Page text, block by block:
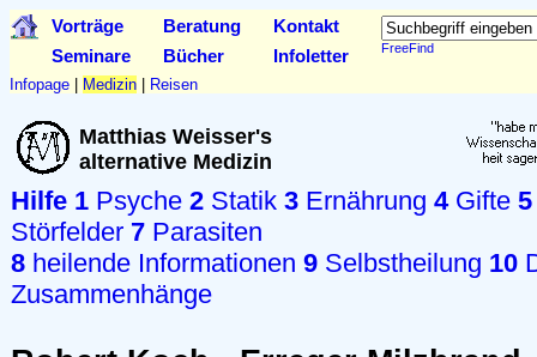
Vorträge Beratung Kontakt
FreeFind
Seminare Bücher Infoletter
Infopage Medizin Reisen
Matthias Weisser's
alternative Medizin
Hilfe 1 Psyche 2 Statik 3 Ernährung 4Gifte 5
Störfelder 7 Parasiten
8 heilende Informationen 9 Selbstheilung 10
Zusammenhänge